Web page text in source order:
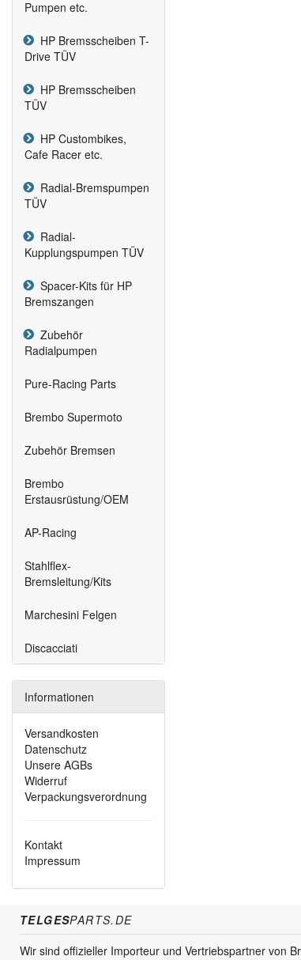
Pumpen etc.
HP Bremsscheiben T-
Drive TÜV
HP Bremsscheiben
TÜV
HP Custombikes,
Cafe Racer etc.
Radial-Bremspumpen
TÜV
Radial-
Kupplungspumpen TÜV
Spacer-Kits für HP
Bremszangen
Zubehör
Radialpumpen
Pure-Racing Parts
Brembo Supermoto
Zubehör Bremsen
Brembo
Erstausrüstung/OEM
AP-Racing
Stahlflex-
Bremsleitung/Kits
Marchesini Felgen
Discacciati
Informationen
Versandkosten
Datenschutz
Unsere AGBs
Widerruf
Verpackungsverordnung
Kontakt
Impressum
TELGESPARTS.DE
Wir sind offizieller Importeur und Vertriebspartner von